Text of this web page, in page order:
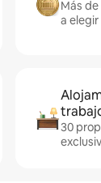
Más
a elegir
30